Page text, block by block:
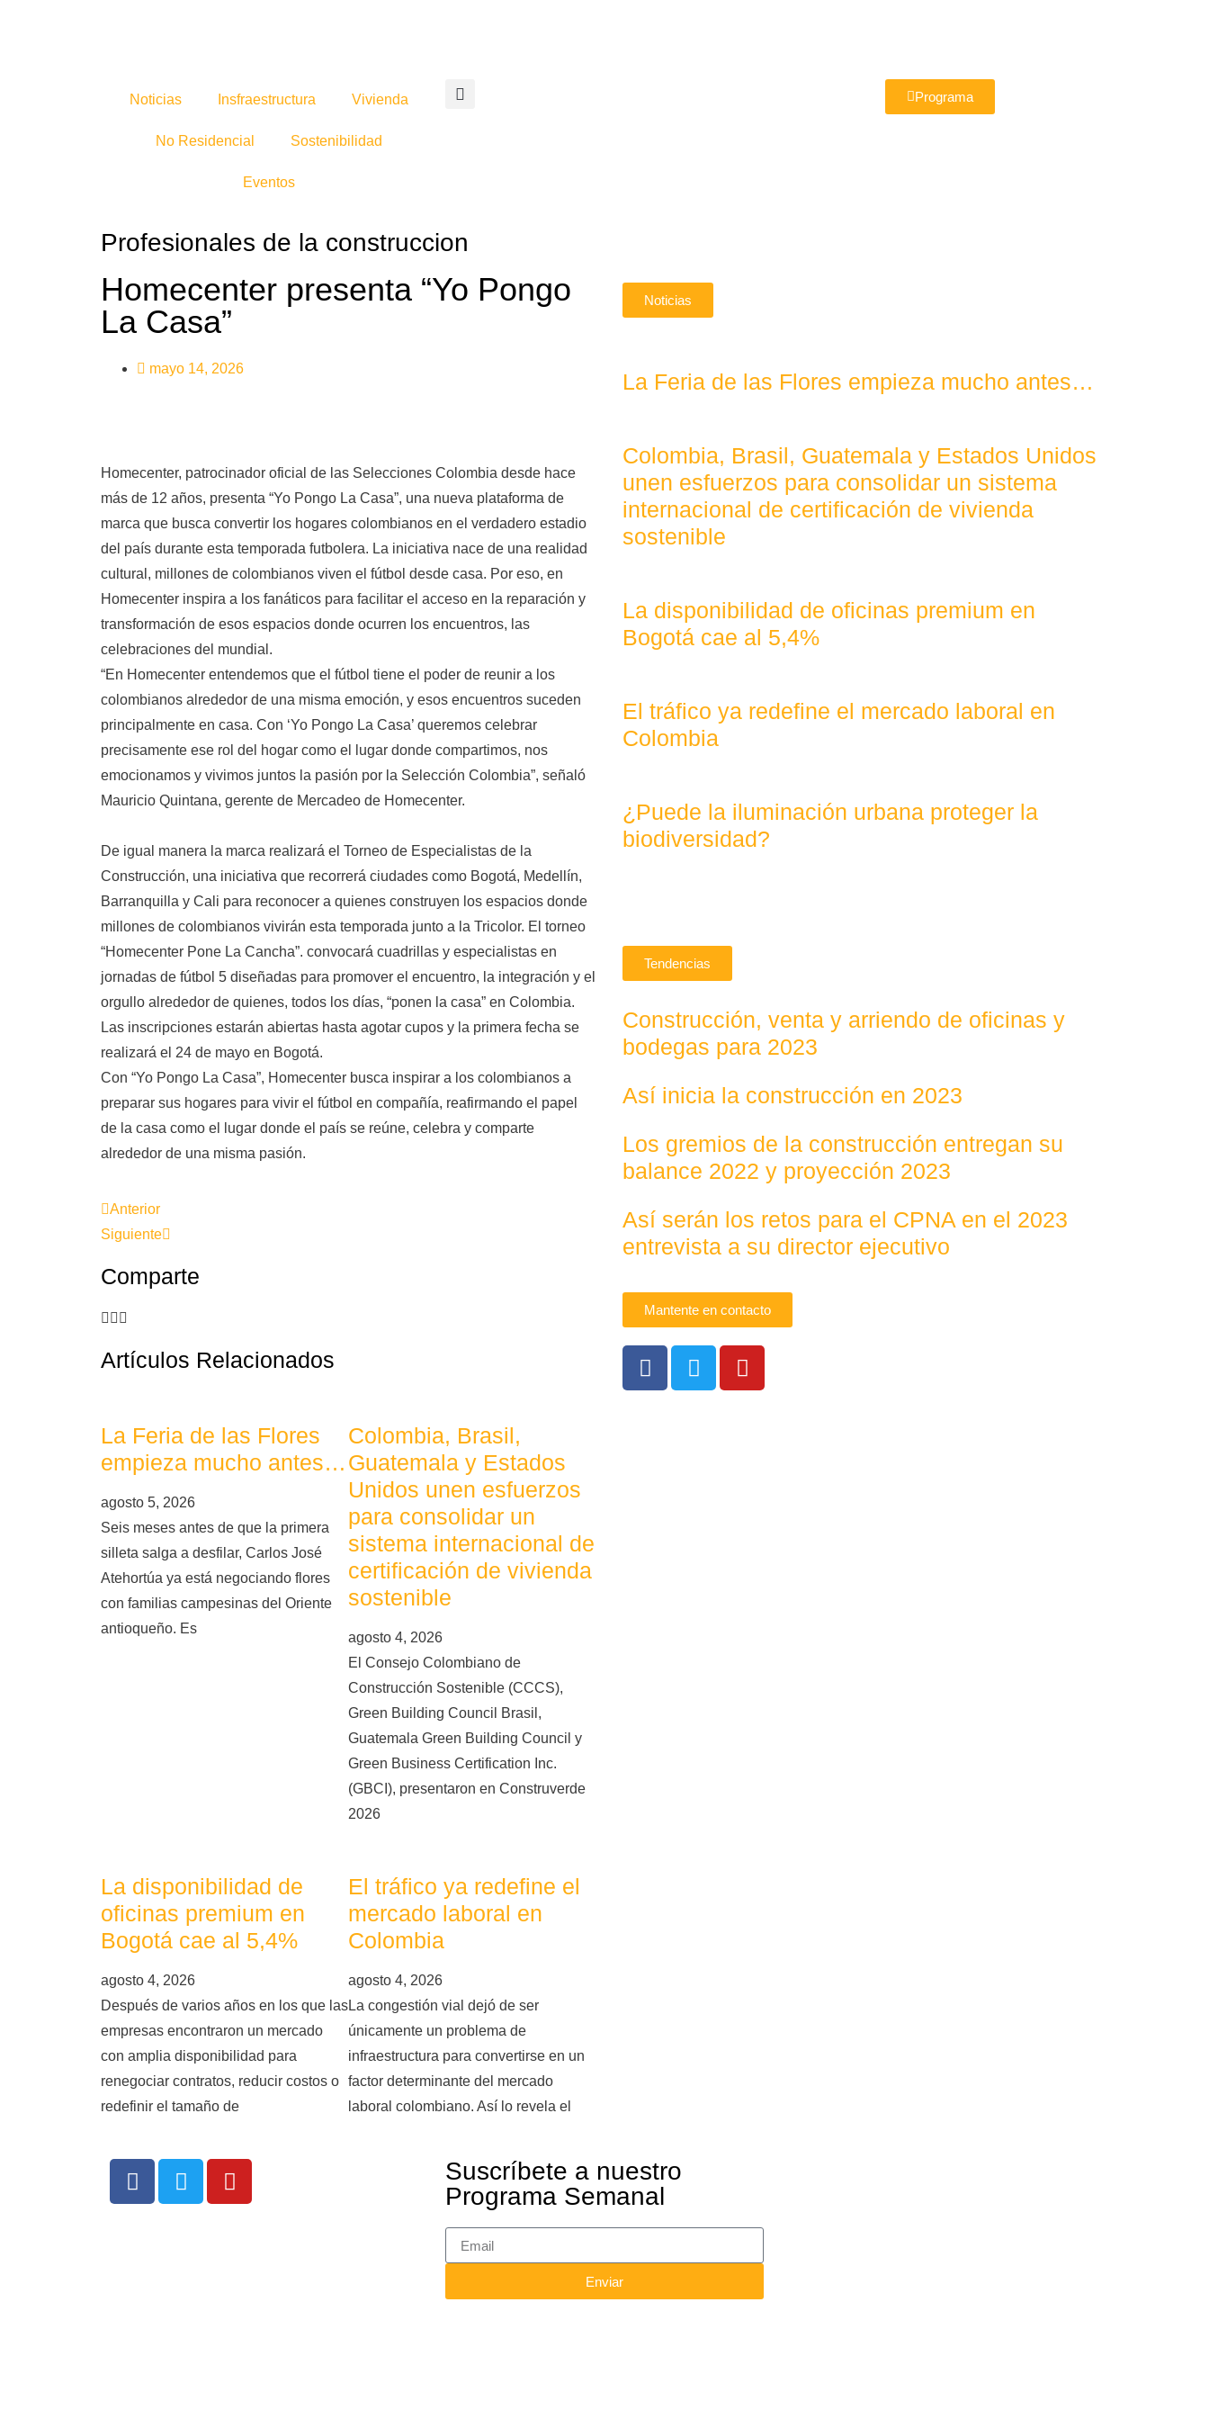
Noticias Insfraestructura Vivienda
No Residencial Sostenibilidad
Eventos
Programa
Profesionales de la construccion
Homecenter presenta “Yo Pongo
La Casa”
mayo 14, 2026
Homecenter, patrocinador oficial de las Selecciones Colombia desde hace
más de 12 años, presenta “Yo Pongo La Casa”, una nueva plataforma de
marca que busca convertir los hogares colombianos en el verdadero estadio
del país durante esta temporada futbolera. La iniciativa nace de una realidad
cultural, millones de colombianos viven el fútbol desde casa. Por eso, en
Homecenter inspira a los fanáticos para facilitar el acceso en la reparación y
transformación de esos espacios donde ocurren los encuentros, las
celebraciones del mundial.
“En Homecenter entendemos que el fútbol tiene el poder de reunir a los
colombianos alrededor de una misma emoción, y esos encuentros suceden
principalmente en casa. Con ‘Yo Pongo La Casa’ queremos celebrar
precisamente ese rol del hogar como el lugar donde compartimos, nos
emocionamos y vivimos juntos la pasión por la Selección Colombia”, señaló
Mauricio Quintana, gerente de Mercadeo de Homecenter.
De igual manera la marca realizará el Torneo de Especialistas de la
Construcción, una iniciativa que recorrerá ciudades como Bogotá, Medellín,
Barranquilla y Cali para reconocer a quienes construyen los espacios donde
millones de colombianos vivirán esta temporada junto a la Tricolor. El torneo
“Homecenter Pone La Cancha”. convocará cuadrillas y especialistas en
jornadas de fútbol 5 diseñadas para promover el encuentro, la integración y el
orgullo alrededor de quienes, todos los días, “ponen la casa” en Colombia.
Las inscripciones estarán abiertas hasta agotar cupos y la primera fecha se
realizará el 24 de mayo en Bogotá.
Con “Yo Pongo La Casa”, Homecenter busca inspirar a los colombianos a
preparar sus hogares para vivir el fútbol en compañía, reafirmando el papel
de la casa como el lugar donde el país se reúne, celebra y comparte
alrededor de una misma pasión.
Anterior
Siguiente
Comparte
Artículos Relacionados
La Feria de las Flores
empieza mucho antes…
agosto 5, 2026
Seis meses antes de que la primera
silleta salga a desfilar, Carlos José
Atehortúa ya está negociando flores
con familias campesinas del Oriente
antioqueño. Es
Colombia, Brasil,
Guatemala y Estados
Unidos unen esfuerzos
para consolidar un
sistema internacional de
certificación de vivienda
sostenible
agosto 4, 2026
El Consejo Colombiano de
Construcción Sostenible (CCCS),
Green Building Council Brasil,
Guatemala Green Building Council y
Green Business Certification Inc.
(GBCI), presentaron en Construverde
2026
La disponibilidad de
oficinas premium en
Bogotá cae al 5,4%
agosto 4, 2026
Después de varios años en los que las
empresas encontraron un mercado
con amplia disponibilidad para
renegociar contratos, reducir costos o
redefinir el tamaño de
El tráfico ya redefine el
mercado laboral en
Colombia
agosto 4, 2026
La congestión vial dejó de ser
únicamente un problema de
infraestructura para convertirse en un
factor determinante del mercado
laboral colombiano. Así lo revela el
Noticias
La Feria de las Flores empieza mucho antes…
Colombia, Brasil, Guatemala y Estados Unidos
unen esfuerzos para consolidar un sistema
internacional de certificación de vivienda
sostenible
La disponibilidad de oficinas premium en
Bogotá cae al 5,4%
El tráfico ya redefine el mercado laboral en
Colombia
¿Puede la iluminación urbana proteger la
biodiversidad?
Tendencias
Construcción, venta y arriendo de oficinas y
bodegas para 2023
Así inicia la construcción en 2023
Los gremios de la construcción entregan su
balance 2022 y proyección 2023
Así serán los retos para el CPNA en el 2023
entrevista a su director ejecutivo
Mantente en contacto
Suscríbete a nuestro
Programa Semanal
Enviar